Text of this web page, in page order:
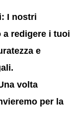
I nostri
redigere i tuoi
e
volta
per la